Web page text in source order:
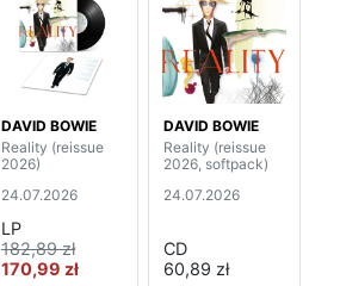
DAVID BOWIE
Reality (reissue
2026)
24.07.2026
LP
182,89 zł
170,99 zł
DAVID BOWIE
Reality (reissue
2026, softpack)
24.07.2026
CD
60,89 zł